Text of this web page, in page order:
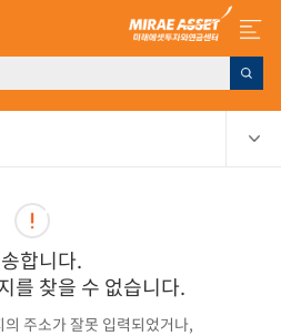
합니다.
를 찾을 수 없습니다.
주소가 잘못 입력되었거나,